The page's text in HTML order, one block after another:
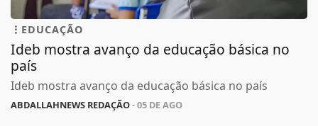
EDUCAÇÃO
Ideb mostra avanço da educação básica no
país
Ideb mostra avanço da educação básica no país
ABDALLAHNEWS REDAÇÃO- 05 DE AGO